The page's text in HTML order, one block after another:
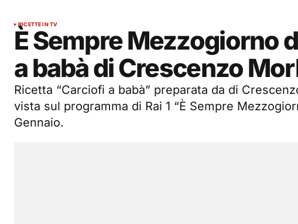
RICETTE IN TV
È Sempre Mezzogiorno
a babà di Crescenzo
Ricetta “Carciofi a babà” preparata da di
vista sul programma di Rai 1 “È Sempre
Gennaio.